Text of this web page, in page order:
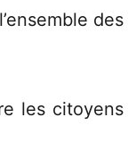
des
les citoyens